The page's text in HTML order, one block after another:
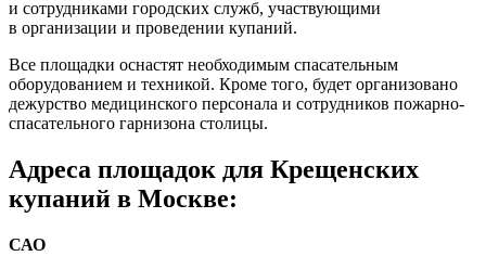
и сотрудниками городских служб, участвующими
в организации и проведении купаний.
Все площадки оснастят необходимым спасательным
оборудованием и техникой. Кроме того, будет организовано
дежурство медицинского персонала и сотрудников пожарно-
спасательного гарнизона столицы.
Адреса площадок для Крещенских
купаний в Москве:
САО